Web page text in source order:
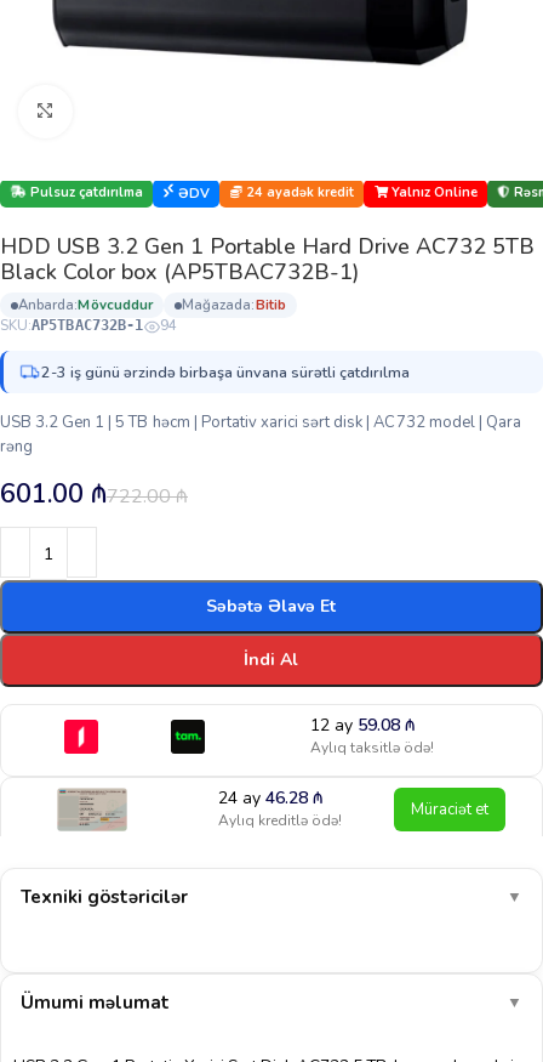
Pulsuz çatdırılma ƏDV 24 ayadək kredit Yalnız Online
HDD USB 3.2 Gen 1 Portable Hard Drive AC732 5TB
Black Color box (AP5TBAC732B-1)
anbarda: mövcuddur mağazada:
bi̇ti̇b
SKU:AP5TBAC732B-1 94
2-3 iş günü ərzində birbaşa ünvana sürətli çatdırılma
USB 3.2 Gen 1 | 5 TB həcm | Portativ xarici sərt disk | AC732 model | Qara
rəng
722.00₼
601.00 ₼
Səbətə Əlavə Et
İndi Al
12 ay 59.08 ₼
Aylıq taksitlə ödə!
24 ay46.28₼
Aylıq kreditlə ödə! Müraciət et
Texniki göstəricilər ▼
Ümumi məlumat ▼